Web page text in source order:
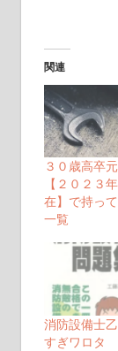
関連
３０歳高卒
【２０２３
在】で持っ
一覧
消防設備士
すぎワロタ